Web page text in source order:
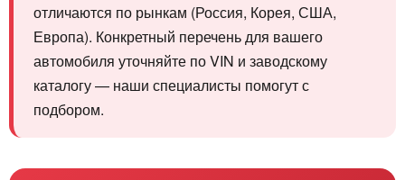
отличаются по рынкам (Россия, Корея, США,
Европа). Конкретный перечень для вашего
автомобиля уточняйте по VIN и заводскому
каталогу — наши специалисты помогут с
подбором.